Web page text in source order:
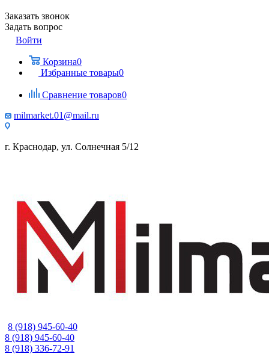
Заказать звонок
Задать вопрос
Войти
Корзина0
Избранные товары0
Сравнение товаров0
milmarket.01@mail.ru
г. Краснодар, ул. Солнечная 5/12
8 (918) 945-60-40
8 (918) 945-60-40
8 (918) 336-72-91